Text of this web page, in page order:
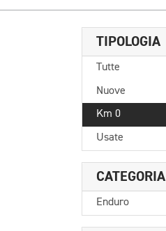
TIPOLOGIA
Tutte
Nuove
Km 0
Usate
CATEGORIA
Enduro